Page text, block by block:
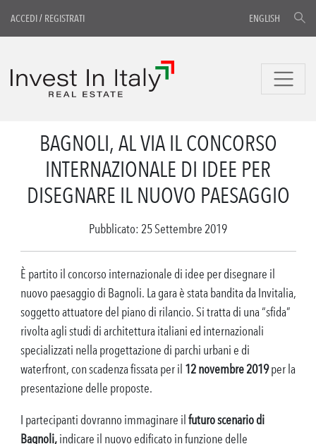
ACCEDI/ REGISTRATI ENGLISH
BAGNOLI, AL VIA IL CONCORSO
INTERNAZIONALE DI IDEE PER
DISEGNARE IL NUOVO PAESAGGIO
Pubblicato: 25 Settembre 2019
È partito il concorso internazionale di idee per disegnare il
nuovo paesaggio di Bagnoli. La gara è stata bandita da Invitalia,
soggetto attuatore del piano di rilancio. Si tratta di una “sfida”
rivolta agli studi di architettura italiani ed internazionali
specializzati nella progettazione di parchi urbani e di
waterfront, con scadenza fissata per il 12 novembre 2019per la
presentazione delle proposte.
I partecipanti dovranno immaginare ilfuturo scenario di
Bagnoli,indicare il nuovo edificato in funzione delle